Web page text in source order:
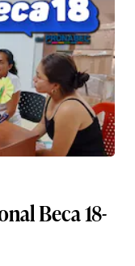
Beca 18-